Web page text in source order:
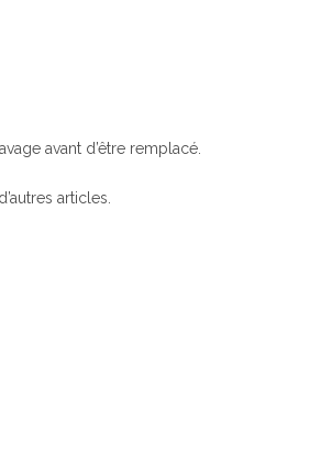
avant d’être remplacé.
articles.